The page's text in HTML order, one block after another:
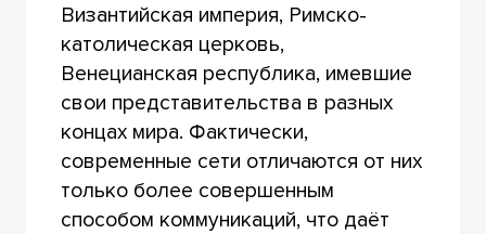
Византийская империя, Римско-
католическая церковь,
Венецианская республика, имевшие
свои представительства в разных
концах мира. Фактически,
современные сети отличаются от них
только более совершенным
способом коммуникаций, что даёт